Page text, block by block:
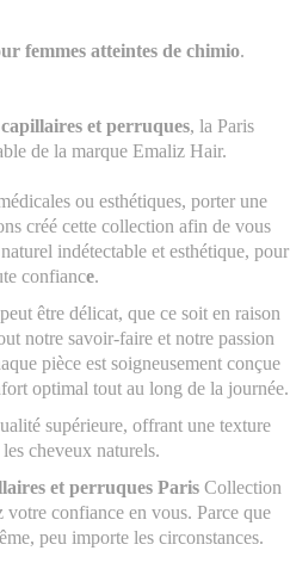
femmes atteintes de chimio.
et perruques, la Paris
de la marque Emaliz Hair.
ou esthétiques, porter une
créé cette collection afin de vous
indétectable et esthétique, pour
confiance.
peut être délicat, que ce soit en raison
notre savoir-faire et notre passion
pièce est soigneusement conçue
optimal tout au long de la journée.
supérieure, offrant une texture
cheveux naturels.
et perruques ParisCollection
confiance en vous. Parce que
peu importe les circonstances.